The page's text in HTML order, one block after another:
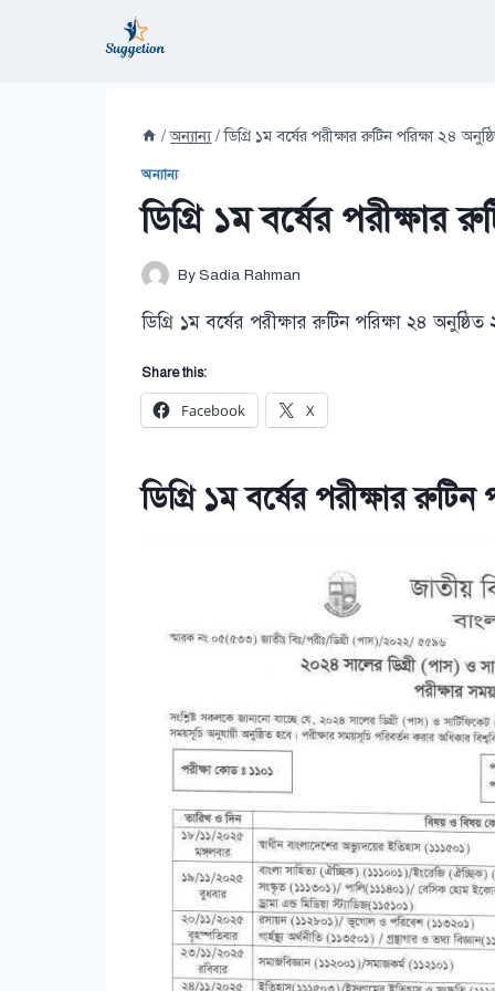
/ অন্যান্য / ডিগ্রি ১ম বর্ষের পরীক্ষার রুটিন পরিক্ষা ২৪
অন্যান্য
ডিগ্রি ১ম বর্ষের পরীক্ষার
BySadia Rahman
ডিগ্রি ১ম বর্ষের পরীক্ষার রুটিন পরিক্ষা ২৪
Share this:
Facebook X
ডিগ্রি ১ম বর্ষের পরীক্ষার